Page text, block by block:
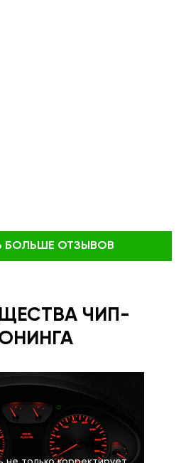
БОЛЬШЕ ОТЗЫВОВ
ЧИП-